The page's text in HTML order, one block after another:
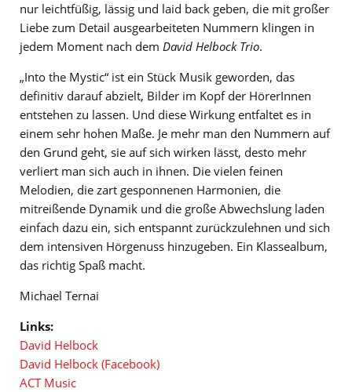
nur leichtfüßig, lässig und laid back geben, die mit großer
Liebe zum Detail ausgearbeiteten Nummern klingen in
jedem Moment nach dem David Helbock Trio.
„Into the Mystic“ ist ein Stück Musik geworden, das
definitiv darauf abzielt, Bilder im Kopf der HörerInnen
entstehen zu lassen. Und diese Wirkung entfaltet es in
einem sehr hohen Maße. Je mehr man den Nummern auf
den Grund geht, sie auf sich wirken lässt, desto mehr
verliert man sich auch in ihnen. Die vielen feinen
Melodien, die zart gesponnenen Harmonien, die
mitreißende Dynamik und die große Abwechslung laden
einfach dazu ein, sich entspannt zurückzulehnen und sich
dem intensiven Hörgenuss hinzugeben. Ein Klassealbum,
das richtig Spaß macht.
Michael Ternai
Links:
David Helbock
David Helbock (Facebook)
ACT Music